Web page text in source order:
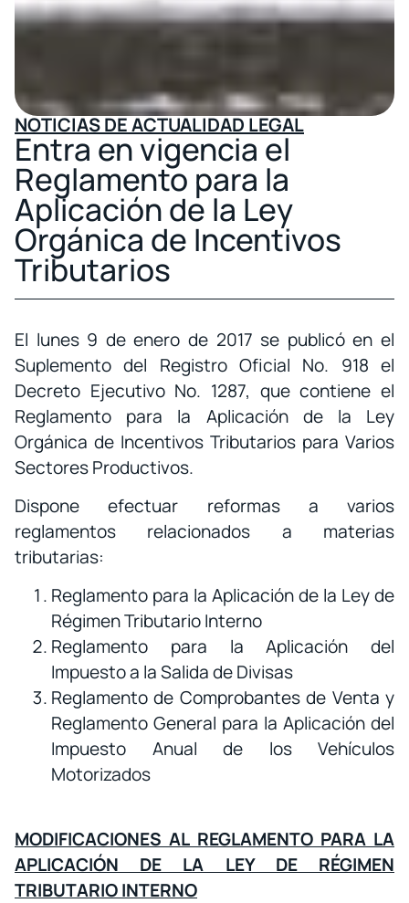
NOTICIAS DE ACTUALIDAD LEGAL
Entra en vigencia el
Reglamento para la
Aplicación de la Ley
Orgánica de Incentivos
Tributarios
El lunes 9 de enero de 2017 se publicó en el
Suplemento del Registro Oficial No. 918 el
Decreto Ejecutivo No. 1287, que contiene el
Reglamento para la Aplicación de la Ley
Orgánica de Incentivos Tributarios para Varios
Sectores Productivos.
Dispone efectuar reformas a varios
reglamentos relacionados a materias
tributarias:
Reglamento para la Aplicación de la Ley de
Régimen Tributario Interno
Reglamento para la Aplicación del
Impuesto a la Salida de Divisas
Reglamento de Comprobantes de Venta y
Reglamento General para la Aplicación del
Impuesto Anual de los Vehículos
Motorizados
MODIFICACIONES AL REGLAMENTO PARA LA
APLICACIÓN DE LA LEY DE RÉGIMEN
TRIBUTARIO INTERNO